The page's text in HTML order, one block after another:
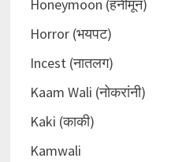
Honeymoon (हनीमून)
Horror (भयपट)
Incest (नातलग)
Kaam Wali (नोकरांनी)
Kaki (काकी)
Kamwali